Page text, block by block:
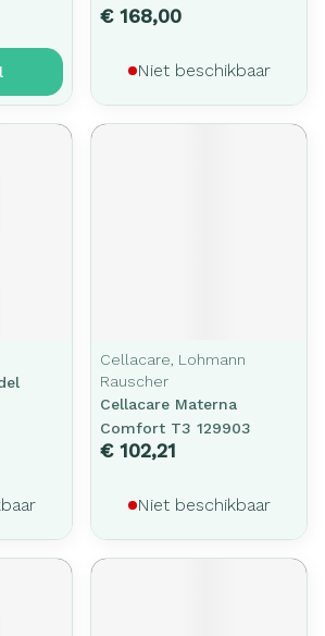
€ 168,00
Niet beschikbaar
Cellacare, Lohmann
Rauscher
Cellacare Materna
Comfort T3 129903
€ 102,21
Niet beschikbaar